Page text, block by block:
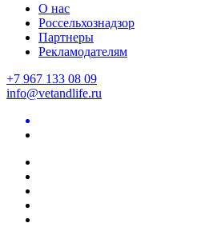
О нас
Россельхознадзор
Партнеры
Рекламодателям
+7 967 133 08 09
info@vetandlife.ru